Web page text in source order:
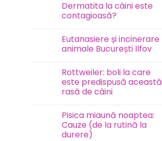
Test
FAVN
la
pisici
Dermatita la câini este
contagioasă?
la
Dermatita
la
contagioasă?
Eutanasiere și incinerare
animale București Ilfov
la
Eutanasiere
și
incinerare
Ilfov
Rottweiler: boli la care
este predispusă această
rasă de câini
la
Rottweiler:
boli
la
Pisica miaună noaptea:
Cauze (de la rutină la
durere)